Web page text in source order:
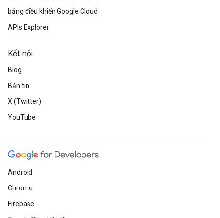
bảng điều khiển Google Cloud
APIs Explorer
Kết nối
Blog
Bản tin
X (Twitter)
YouTube
Android
Chrome
Firebase